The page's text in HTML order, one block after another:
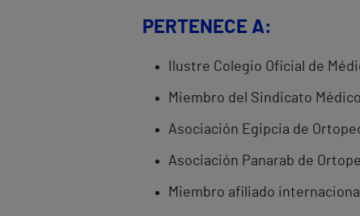
PERTENECE A:
Ilustre Colegio Oficial de
Miembro del Sindicato
Asociación Egipcia de
Asociación Panarab de
Miembro afiliado